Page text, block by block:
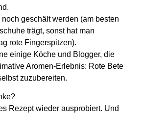
geschält werden (am besten
trägt, sonst hat man
rote Fingerspitzen).
einige Köche und Blogger, die
Aromen-Erlebnis: Rote Bete
zuzubereiten.
Rezept wieder ausprobiert. Und